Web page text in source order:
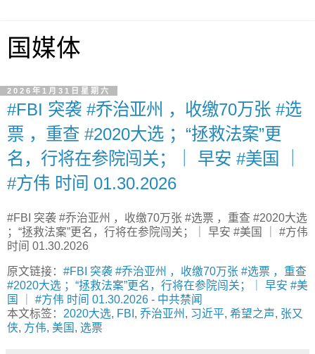
国媒体
2026年1月31日星期六
#FBI 突袭 #乔治亚州 ，收缴70万张 #选
票 ，重查 #2020大选 ；“拯救法案”更
名，行将在参院闯关；｜ 早安 #美国 ｜
#方伟 时间 01.30.2026
#FBI 突袭 #乔治亚州 ，收缴70万张 #选票 ，重查 #2020大选
；“拯救法案”更名，行将在参院闯关；｜ 早安 #美国 ｜ #方伟
时间 01.30.2026
原文链接： #FBI 突袭 #乔治亚州 ，收缴70万张 #选票 ，重查
#2020大选 ；“拯救法案”更名，行将在参院闯关；｜ 早安 #美
国 ｜ #方伟 时间 01.30.2026 - 中共禁闻
本文标签： 2020大选, FBI , 乔治亚州 , 习近平, 希望之声, 张又
侠, 方伟, 美国 , 选票